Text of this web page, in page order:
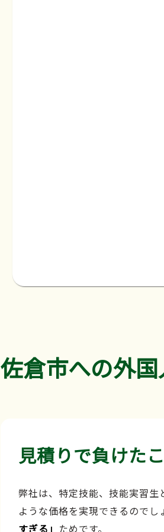
佐倉市への外
見積りで負けた
弊社は、特定技能、技能実習
ような価格を実現できるので
すぎる」 ためです。